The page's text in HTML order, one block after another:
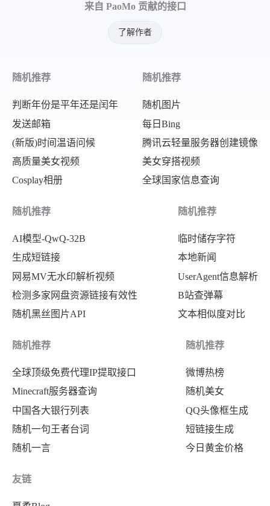
来自 PaoMo 贡献的接口
了解作者
随机推荐
判断年份是平年还是闰年
发送邮箱
(新版)时间温语问候
高质量美女视频
Cosplay相册
随机推荐
随机图片
每日Bing
腾讯云轻量服务器创建镜像
美女穿搭视频
全球国家信息查询
随机推荐
AI模型-QwQ-32B
生成短链接
网易MV无水印解析视频
检测多家网盘资源链接有效性
随机黑丝图片API
随机推荐
临时储存字符
本地新闻
UserAgent信息解析
B站查弹幕
文本相似度对比
随机推荐
全球顶级免费代理IP提取接口
Minecraft服务器查询
中国各大银行列表
随机一句王者台词
随机一言
随机推荐
微博热榜
随机美女
QQ头像框生成
短链接生成
今日黄金价格
友链